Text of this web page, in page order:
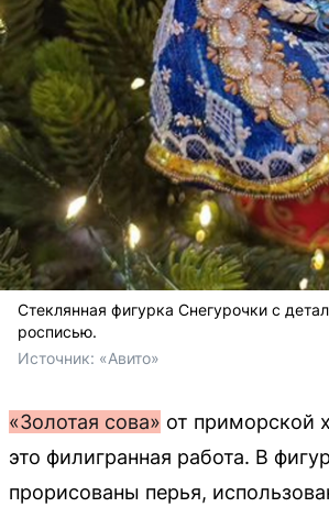
Стеклянная фигурка Снегурочки с
росписью.
Источник: «Авито»
«Золотая сова» от приморской
это филигранная работа. В
прорисованы перья,